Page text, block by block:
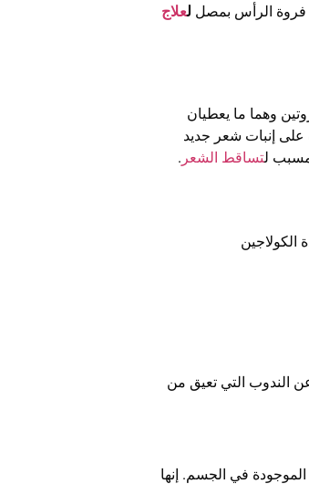
فروة الرأس بمصل لعلاج
وهما ما يعطيان
على إنبات شعر جديد
لتساقط الشعر .
الكولاجين
الندوب التي تعيق من
الموجودة في الجسم. إنها